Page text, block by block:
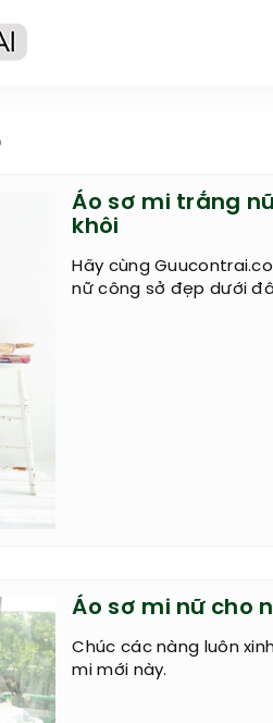
Áo sơ mi trắng
khôi
Hãy cùng
nữ công sở đẹp dưới
Áo sơ mi nữ cho
Chúc các nàng luôn
mi mới này.